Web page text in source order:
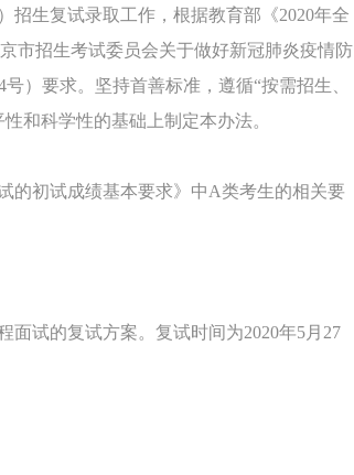
招生复试录取工作，根据教育部《2020年全
市招生考试委员会关于做好新冠肺炎疫情防
）要求。坚持首善标准，遵循“按需招生、
和科学性的基础上制定本办法。
的初试成绩基本要求》中A类考生的相关要
试的复试方案。复试时间为2020年5月27